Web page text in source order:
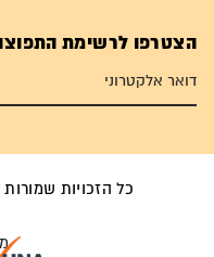
הצטרפו לרשימת
כל הזכויות שמורות